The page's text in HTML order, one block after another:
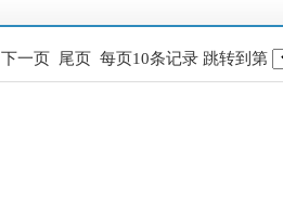
下一页 尾页 每页10条记录 跳转到第